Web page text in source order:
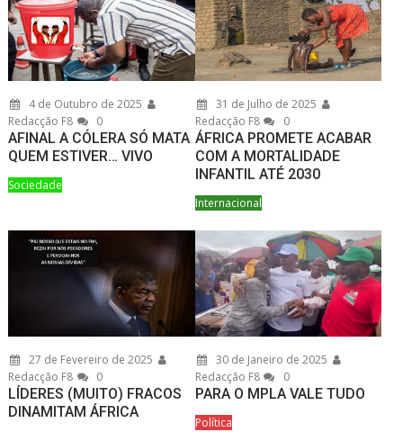
4 de Outubro de 2025
Redacção F8
0
AFINAL A CÓLERA SÓ MATA
QUEM ESTIVER… VIVO
Sociedade
31 de Julho de 2025
Redacção F8
0
ÁFRICA PROMETE ACABAR
COM A MORTALIDADE
INFANTIL ATÉ 2030
Internacional
27 de Fevereiro de 2025
Redacção F8
0
LÍDERES (MUITO) FRACOS
DINAMITAM ÁFRICA
30 de Janeiro de 2025
Redacção F8
0
PARA O MPLA VALE TUDO
Política